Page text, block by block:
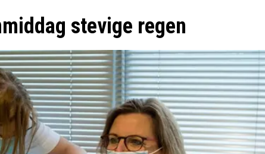
stevige regen